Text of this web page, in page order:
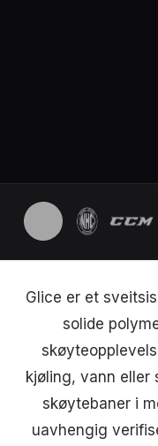
Glice er et
solide
kjøling, vann eller
skøytebaner i
uavhengig